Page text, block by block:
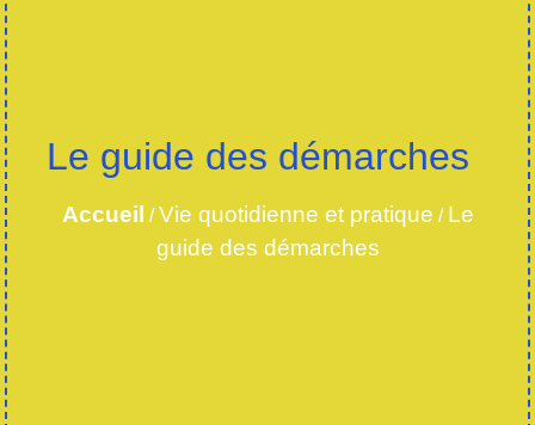
Le guide des démarches
Accueil /Vie quotidienne et pratique / Le
guide des démarches